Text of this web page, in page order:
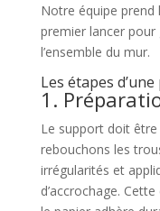
Notre équipe prend
premier lancer
l’ensemble du mur.
Les étapes
1.
Le support doit
rebouchons les
irrégularités et
d’accrochage.